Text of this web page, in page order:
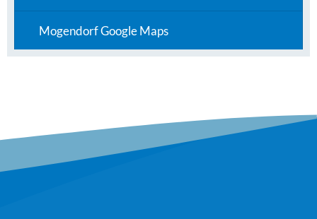
Mogendorf Google Maps